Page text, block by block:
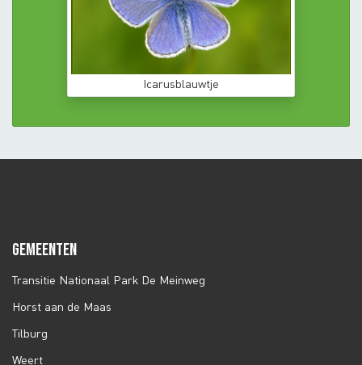
Icarusblauwtje
GEMEENTEN
Transitie Nationaal Park De Meinweg
Horst aan de Maas
Tilburg
Weert